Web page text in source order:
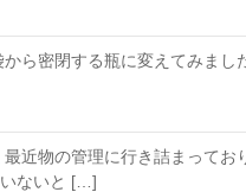
ら密閉する瓶に変えてみまし
最近物の管理に行き詰まってお
いないと […]